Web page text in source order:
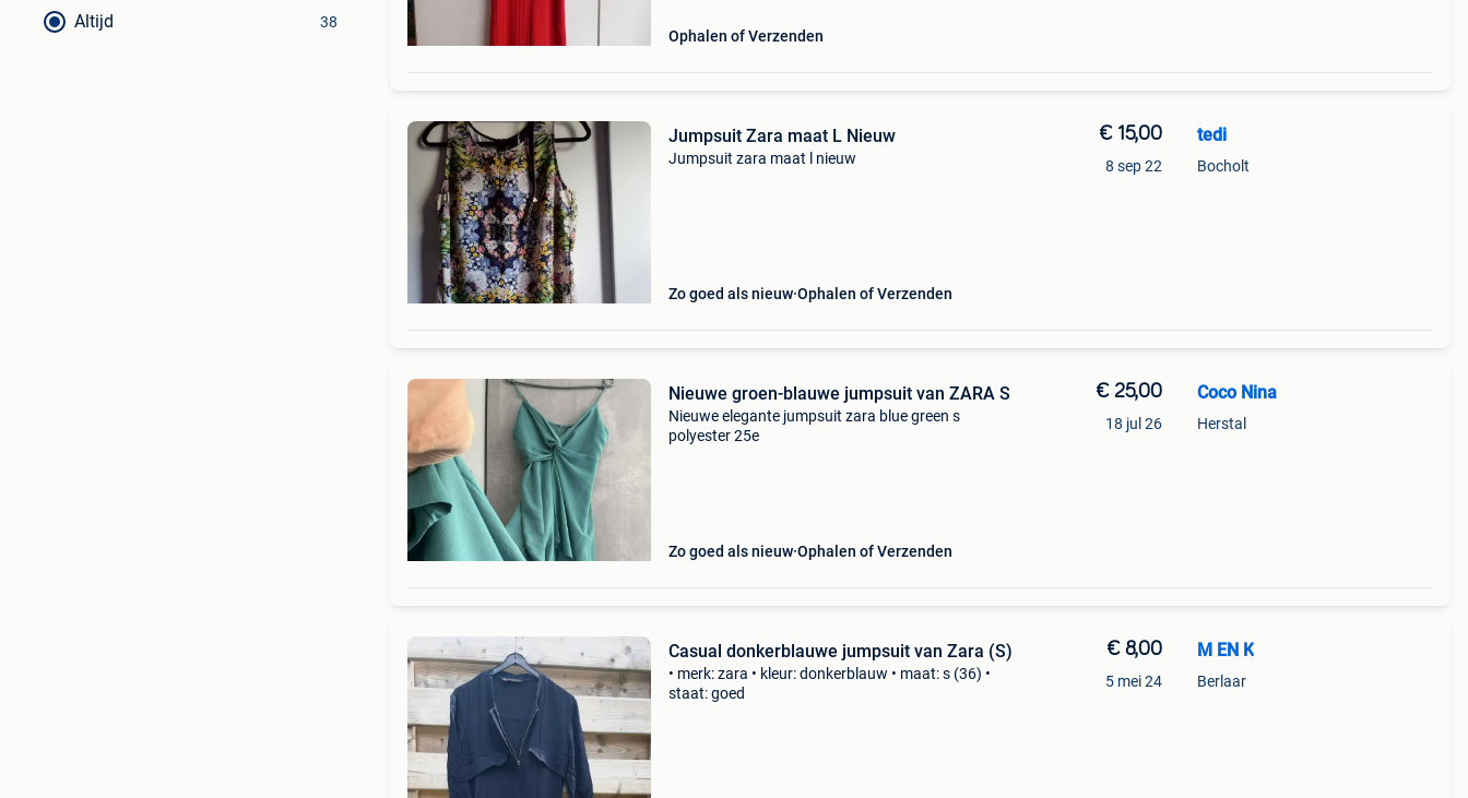
Altijd 38
Ophalen of Verzenden
Jumpsuit Zara maat L Nieuw
Jumpsuit zara maat l nieuw
Zo goed als nieuw Ophalen of Verzenden
€ 15,00
8 sep 22
tedi
Bocholt
Nieuwe groen-blauwe jumpsuit van ZARA S
Nieuwe elegante jumpsuit zara blue green s
polyester 25e
Zo goed als nieuw Ophalen of Verzenden
€ 25,00
18 jul 26
Coco Nina
Herstal
Casual donkerblauwe jumpsuit van Zara (S)
• merk: zara • kleur: donkerblauw • maat: s (36) •
staat: goed
€ 8,00
5 mei 24
M EN K
Berlaar